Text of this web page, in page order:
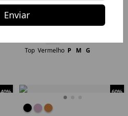
R$ 67,74 R$ 135,47
8x R$ 8,47
Top Vermelho P M G
40% 60%
Enviar